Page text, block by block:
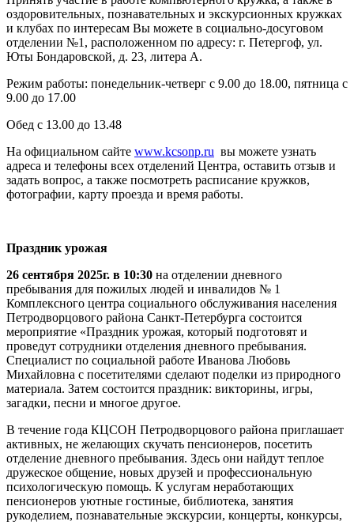
оздоровительных, познавательных и экскурсионных кружках
и клубах по интересам Вы можете в социально-досуговом
отделении №1, расположенном по адресу: г. Петергоф, ул.
Юты Бондаровской, д. 23, литера А.
Режим работы: понедельник-четверг с 9.00 до 18.00, пятница с
9.00 до 17.00
Обед с 13.00 до 13.48
На официальном сайте www.kcsonp.ru вы можете узнать
адреса и телефоны всех отделений Центра, оставить отзыв и
задать вопрос, а также посмотреть расписание кружков,
фотографии, карту проезда и время работы.
Праздник урожая
26 сентября 2025г. в 10:30 на отделении дневного
пребывания для пожилых людей и инвалидов № 1
Комплексного центра социального обслуживания населения
Петродворцового района Санкт-Петербурга состоится
мероприятие «Праздник урожая, который подготовят и
проведут сотрудники отделения дневного пребывания.
Специалист по социальной работе Иванова Любовь
Михайловна с посетителями сделают поделки из природного
материала. Затем состоится праздник: викторины, игры,
загадки, песни и многое другое.
В течение года КЦСОН Петродворцового района приглашает
активных, не желающих скучать пенсионеров, посетить
отделение дневного пребывания. Здесь они найдут теплое
дружеское общение, новых друзей и профессиональную
психологическую помощь. К услугам неработающих
пенсионеров уютные гостиные, библиотека, занятия
рукоделием, познавательные экскурсии, концерты, конкурсы,